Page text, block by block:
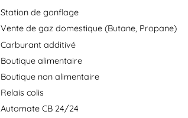
Station de gonflage
Vente de gaz domestique (Butane, Propane)
Carburant additivé
Boutique alimentaire
Boutique non alimentaire
Relais colis
Automate CB 24/24